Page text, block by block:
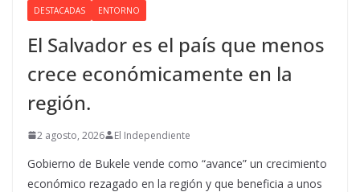
DESTACADAS ENTORNO
El Salvador es el país que menos
crece económicamente en la
región.
2 agosto, 2026 El Independiente
Gobierno de Bukele vende como “avance” un crecimiento
económico rezagado en la región y que beneficia a unos